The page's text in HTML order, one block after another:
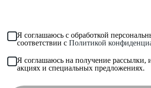
Я соглашаюсь с обработкой
соответствии с Политикой
Я соглашаюсь на получение рассылки,
акциях и специальных предложениях.